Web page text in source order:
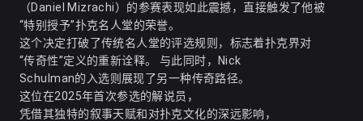
（Daniel Mizrachi）的参赛表现如此震撼，直接触发了他被
“特别授予”扑克名人堂的荣誉。
这个决定打破了传统名人堂的评选规则，标志着扑克界对
“传奇性”定义的重新诠释。 与此同时，Nick
Schulman的入选则展现了另一种传奇路径。
这位在2025年首次参选的解说员，
凭借其独特的叙事天赋和对扑克文化的深远影响，